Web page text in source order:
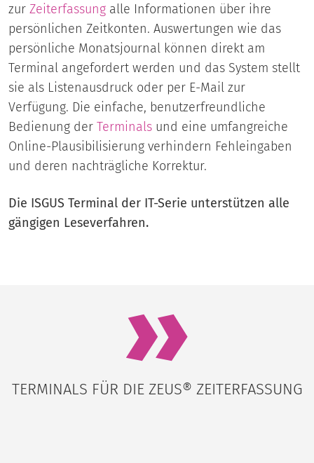
zur Zeiterfassung alle Informationen über ihre
persönlichen Zeitkonten. Auswertungen wie das
persönliche Monatsjournal können direkt am
Terminal angefordert werden und das System stellt
sie als Listenausdruck oder per E-Mail zur
Verfügung. Die einfache, benutzerfreundliche
Bedienung der Terminals und eine umfangreiche
Online-Plausibilisierung verhindern Fehleingaben
und deren nachträgliche Korrektur.
Die ISGUS Terminal der IT-Serie unterstützen alle
gängigen Leseverfahren.
TERMINALS FÜR DIE ZEUS® ZEITERFASSUNG